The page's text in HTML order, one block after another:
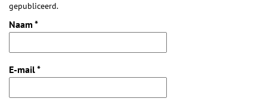
gepubliceerd.
Naam *
E-mail*